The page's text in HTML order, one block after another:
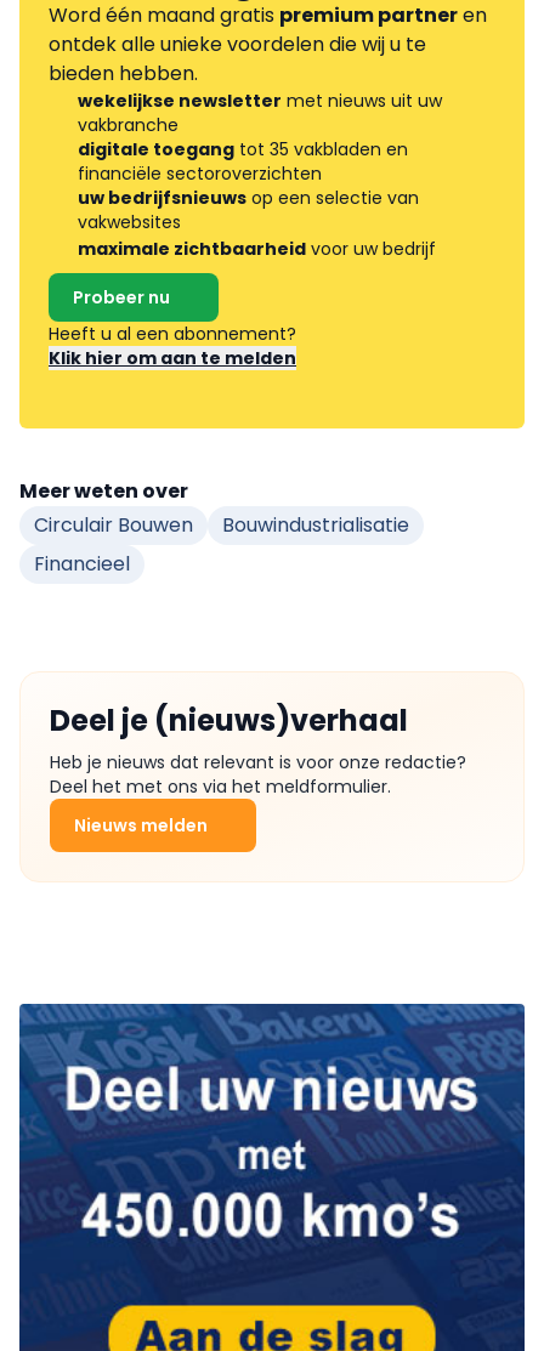
Word één maand gratis premium partneren
ontdek alle unieke voordelen die wij u te
bieden hebben.
wekelijkse newsletter met nieuws uit uw
vakbranche
digitale toegang tot 35 vakbladen en
financiële sectoroverzichten
uw bedrijfsnieuws op een selectie van
vakwebsites
maximale zichtbaarheid voor uw bedrijf
Probeer nu
Heeft u al een abonnement?
Klik hier om aan te melden
Meer weten over
Circulair Bouwen
Bouwindustrialisatie
Financieel
Deel je (nieuws)verhaal
Heb je nieuws dat relevant is voor onze redactie?
Deel het met ons via het meldformulier.
Nieuws melden